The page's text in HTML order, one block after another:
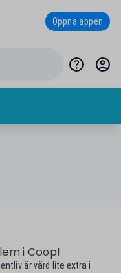
Öppna appen
i Coop!
är värd lite extra i